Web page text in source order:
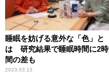
睡眠を妨げる意外な「色」と
は 研究結果で睡眠時間に2時
間の差も
2023.03.13